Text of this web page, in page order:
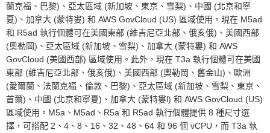
蘭克福、巴黎)、亞太區域 (新加坡、東京、雪梨)、中國 (北京和寧
夏)、加拿大 (蒙特婁) 和 AWS GovCloud (US) 區域使用。現在 M5ad
和 R5ad 執行個體可在美國東部 (維吉尼亞北部、俄亥俄)、美國西部
(奧勒岡)、亞太區域 (新加坡、雪梨)、加拿大 (蒙特婁) 和 AWS
GovCloud (美國西部) 區域使用。此外，現在 T3a 執行個體可在美國
東部 (維吉尼亞北部、俄亥俄)、美國西部 (奧勒岡、舊金山)、歐洲
(愛爾蘭、法蘭克福、倫敦、巴黎)、亞太區域 (新加坡、雪梨、東京、
首爾)、中國 (北京和寧夏)、加拿大 (蒙特婁l) 和 AWS GovCloud (US)
區域使用。M5a、M5ad、R5a 和 R5ad 執行個體提供 8 種尺寸選
擇，可搭配 2、4、8、16、32、48、64 和 96 個 vCPU，而 T3a 執